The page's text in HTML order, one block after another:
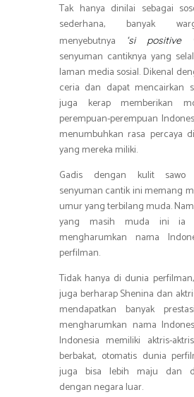
Tak hanya dinilai sebagai
sederhana, banyak
menyebutnya
‘si positive
senyuman cantiknya yang
laman media sosial. Dikenal
ceria dan dapat mencairkan
juga kerap memberikan
perempuan-perempuan
menumbuhkan rasa percaya
yang mereka miliki.
Gadis dengan kulit
senyuman cantik ini memang
umur yang terbilang muda.
yang masih muda ini ia
mengharumkan nama
perfilman.
Tidak hanya di dunia
juga berharap Shenina dan
mendapatkan banyak
mengharumkan nama
Indonesia memiliki aktris-
berbakat, otomatis dunia
juga bisa lebih maju dan
dengan negara luar.